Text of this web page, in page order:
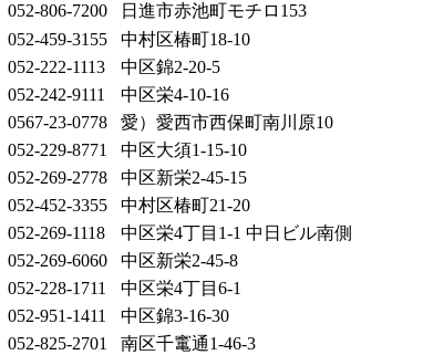
052-806-7200
日進市赤池町モチロ153
052-459-3155
中村区椿町18-10
052-222-1113
中区錦2-20-5
052-242-9111
中区栄4-10-16
0567-23-0778
愛）愛西市西保町南川原10
052-229-8771
中区大須1-15-10
052-269-2778
中区新栄2-45-15
052-452-3355
中村区椿町21-20
052-269-1118
中区栄4丁目1-1 中日ビル南側
052-269-6060
中区新栄2-45-8
052-228-1711
中区栄4丁目6-1
052-951-1411
中区錦3-16-30
052-825-2701
南区千竃通1-46-3